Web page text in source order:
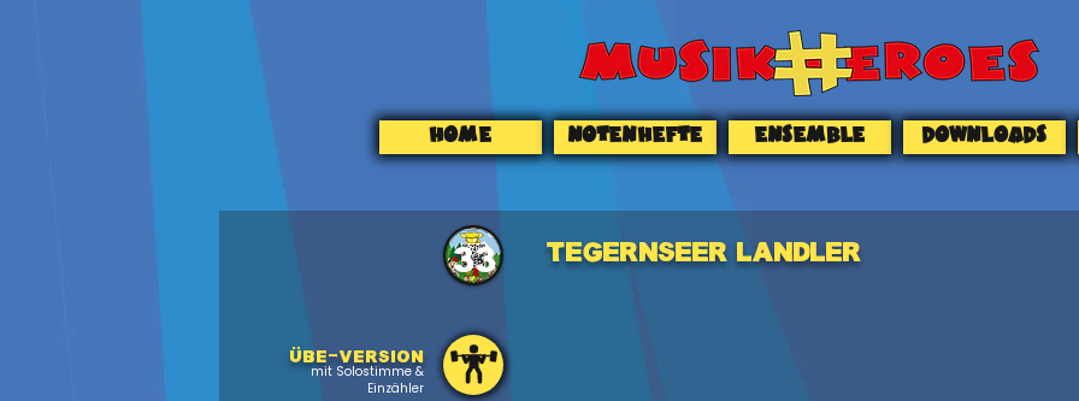
HOME NOTENHEFTE ENSEMBLE DOWNLOADS
33 Tegernseer Landler
Übe-version
mit Solostimme &
Einzähler